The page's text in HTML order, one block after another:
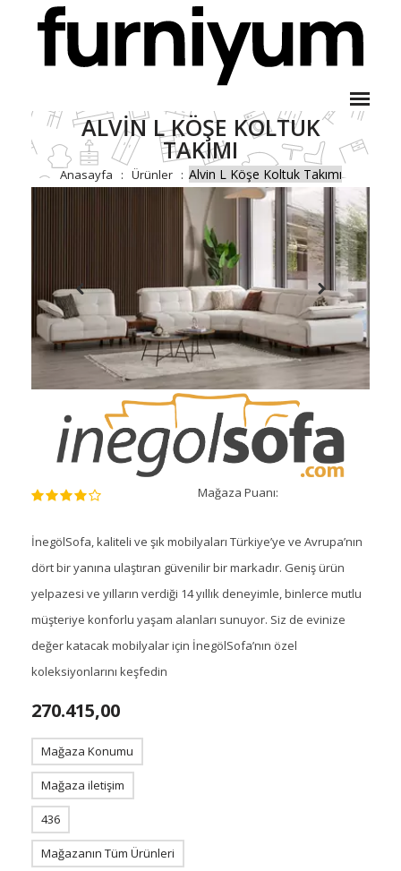
ALVIN L KÖŞE KOLTUK
TAKIMI
Anasayfa Ürünler Alvin L Köşe Koltuk Takımı
Mağaza Puanı:
İnegölSofa, kaliteli ve şık mobilyaları Türkiye’ye ve Avrupa’nın
dört bir yanına ulaştıran güvenilir bir markadır. Geniş ürün
yelpazesi ve yılların verdiği 14 yıllık deneyimle, binlerce mutlu
müşteriye konforlu yaşam alanları sunuyor. Siz de evinize
değer katacak mobilyalar için İnegölSofa’nın özel
koleksiyonlarını keşfedin
270.415,00
Mağaza Konumu
Mağaza iletişim
436
Mağazanın Tüm Ürünleri